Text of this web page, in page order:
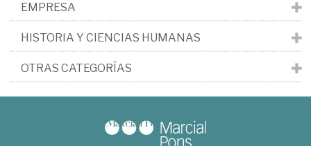
EMPRESA
HISTORIA Y CIENCIAS HUMANAS
OTRAS CATEGORÍAS